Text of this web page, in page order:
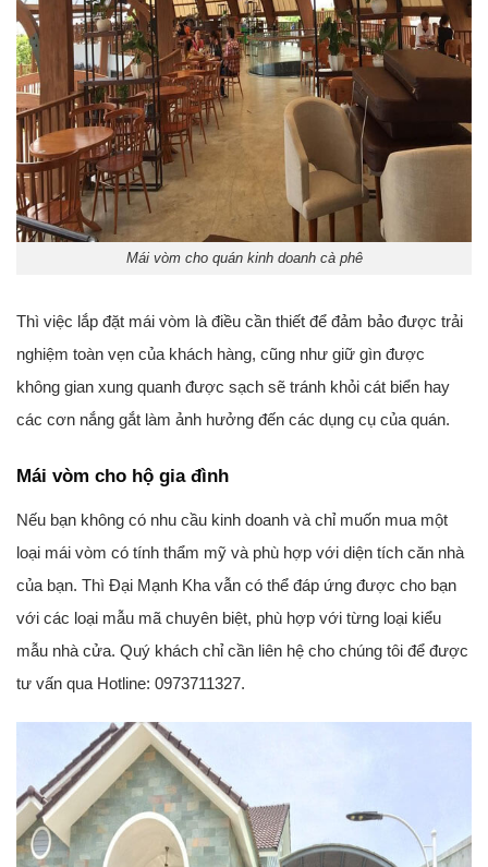
Mái vòm cho quán kinh doanh cà phê
Thì việc lắp đặt mái vòm là điều cần thiết để đảm bảo được trải
nghiệm toàn vẹn của khách hàng, cũng như giữ gìn được
không gian xung quanh được sạch sẽ tránh khỏi cát biển hay
các cơn nắng gắt làm ảnh hưởng đến các dụng cụ của quán.
Mái vòm cho hộ gia đình
Nếu bạn không có nhu cầu kinh doanh và chỉ muốn mua một
loại mái vòm có tính thẩm mỹ và phù hợp với diện tích căn nhà
của bạn. Thì Đại Mạnh Kha vẫn có thể đáp ứng được cho bạn
với các loại mẫu mã chuyên biệt, phù hợp với từng loại kiểu
mẫu nhà cửa. Quý khách chỉ cần liên hệ cho chúng tôi để được
tư vấn qua Hotline: 0973711327.